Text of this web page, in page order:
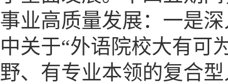
事业高质量发展：一是
中关于“外语院校大有可
野、有专业本领的复合